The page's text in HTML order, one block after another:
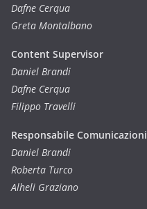
Dafne Cerqua
Greta Montalbano
Content Supervisor
Daniel Brandi
Dafne Cerqua
Filippo Travelli
Responsabile Comunicazioni
Daniel Brandi
Roberta Turco
Alheli Graziano